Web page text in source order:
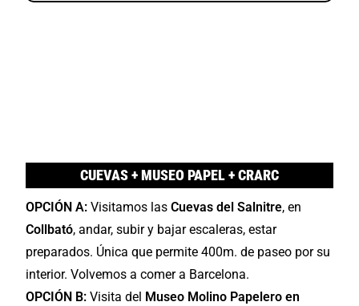
CUEVAS + MUSEO PAPEL + CRARC
OPCIÓN A: Visitamos lasCuevas del Salnitre, en
Collbató, andar, subir y bajar escaleras, estar
preparados. Única que permite 400m. de paseo por su
interior. Volvemos a comer a Barcelona.
OPCIÓN B: Visita del Museo Molino Papelero en